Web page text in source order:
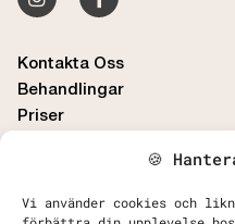
🍪
Vi använder cookies och
Kontakta Oss
Behandlingar
Priser
FAQ - Vanliga frågor & svar
Retur och Reklamation